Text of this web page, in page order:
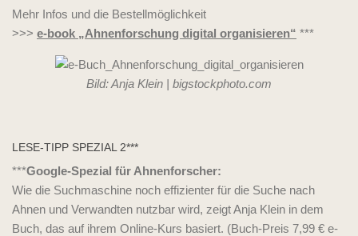
Mehr Infos und die Bestellmöglichkeit
>>> e-book „Ahnenforschung digital organisieren“ ***
Bild: Anja Klein | bigstockphoto.com
LESE-TIPP SPEZIAL 2***
***Google-Spezial für Ahnenforscher:
Wie die Suchmaschine noch effizienter für die Suche nach
Ahnen und Verwandten nutzbar wird, zeigt Anja Klein in dem
Buch, das auf ihrem Online-Kurs basiert. (Buch-Preis 7,99 € e-